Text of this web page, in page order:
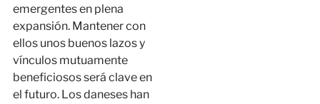
emergentes en plena
expansión. Mantener con
ellos unos buenos lazos y
vínculos mutuamente
beneficiosos será clave en
el futuro. Los daneses han